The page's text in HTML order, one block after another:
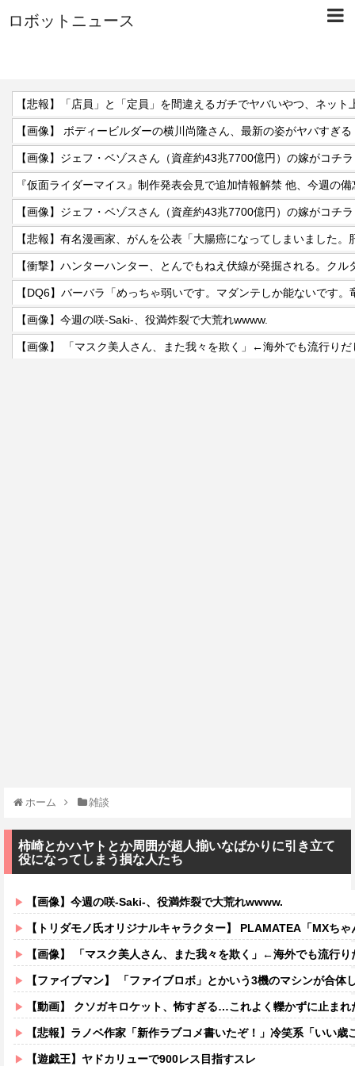
ロボットニュース
【画像】 ボディービルダーの横川尚隆さん、最新の姿がヤバすぎる
【画像】ジェフ・ベゾスさん（資産約43兆7700億円）の嫁がコチ
【画像】ジェフ・ベゾスさん（資産約43兆7700億円）の嫁がコチ
【画像】今週の咲-Saki-、役満炸裂で大荒れwwww.
ホーム 雑談
柿崎とかハヤトとか周囲が超人揃いなばかりに引き立て
役になってしまう損な人たち
【画像】今週の咲-Saki-、役満炸裂で大荒れwwww.
【トリダモノ氏オリジナルキャラクター】 PLAMATEA「MXちゃん
【画像】 「マスク美人さん、また我々を欺く」←海外でも流行りだし
【ファイブマン】 「ファイブロボ」とかいう3機のマシンが合体
【動画】 クソガキロケット、怖すぎる…これよく轢かずに止まれ
【悲報】ラノベ作家「新作ラブコメ書いたぞ！」冷笑系「いい歳こいてラブ
【遊戯王】ヤドカリューで900レス目指すスレ